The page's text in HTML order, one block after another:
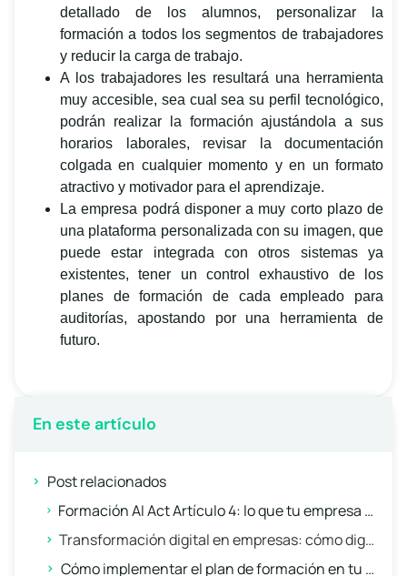
detallado de los alumnos, personalizar la
formación a todos los segmentos de trabajadores
y reducir la carga de trabajo.
A los trabajadores les resultará una herramienta
muy accesible, sea cual sea su perfil tecnológico,
podrán realizar la formación ajustándola a sus
horarios laborales, revisar la documentación
colgada en cualquier momento y en un formato
atractivo y motivador para el aprendizaje.
La empresa podrá disponer a muy corto plazo de
una plataforma personalizada con su imagen, que
puede estar integrada con otros sistemas ya
existentes, tener un control exhaustivo de los
planes de formación de cada empleado para
auditorías, apostando por una herramienta de
futuro.
En este artículo
Post relacionados
Formación AI Act Artículo 4: lo que tu empresa debe hacer ya para cumplir el reglamento IA
Transformación digital en empresas: cómo digitalizar la formación de tu equipo
Cómo implementar el plan de formación en tu empresa